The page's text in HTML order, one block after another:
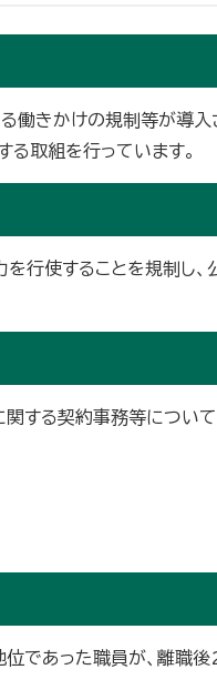
働きかけの規制等が導入
取組を行っています。
行使することを規制し
する契約事務等につい
であった職員が、離職